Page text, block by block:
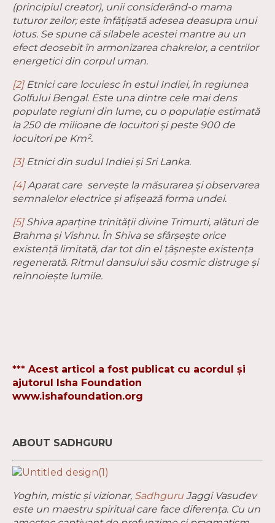
(principiul creator), unii considerând-o mama
tuturor zeilor; este înfăţişată adesea deasupra unui
lotus. Se spune că silabele acestei mantre au un
efect deosebit în armonizarea chakrelor, a centrilor
energetici din corpul uman.
[2]Etnici care locuiesc în estul Indiei, în regiunea
Golfului Bengal. Este una dintre cele mai dens
populate regiuni din lume, cu o populație estimată
la 250 de milioane de locuitori și peste 900 de
locuitori pe Km².
[3]Etnici din sudul Indiei și Sri Lanka.
[4]Aparat care servește la măsurarea și observarea
semnalelor electrice și afișează forma undei.
[5]Shiva aparține trinității divine Trimurti, alături de
Brahma şi Vishnu. În Shiva se sfârşeşte orice
existenţă limitată, dar tot din el ţâşneşte existenţa
regenerată. Ritmul dansului său cosmic distruge şi
reînnoieşte lumile.
*** Acest articol a fost publicat cu acordul și
ajutorul Isha Foundation
www.ishafoundation.org
ABOUT SADHGURU
Yoghin, mistic și vizionar, Sadhguru Jaggi Vasudev
este un maestru spiritual care face diferența. Cu un